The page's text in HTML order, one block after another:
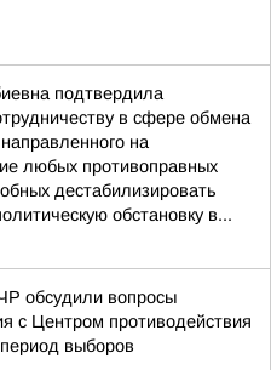
подтвердила
в сфере обмена
на
любых противоправных
дестабилизировать
обстановку в...
обсудили вопросы
с Центром противодействия
выборов